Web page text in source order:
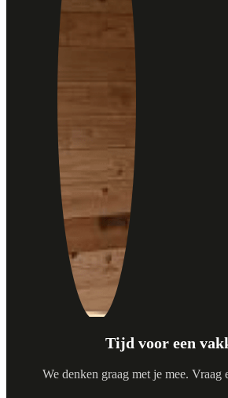
Tijd voor een
We denken graag met je mee.